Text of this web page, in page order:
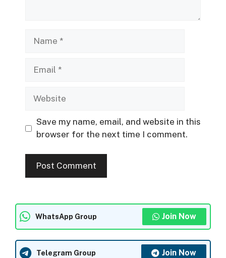
Website
Save my name, email, and website in this
browser for the next time I comment.
WhatsApp Group Join Now
Telegram Group Join Now